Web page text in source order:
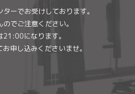
ーでお受けしております。
でご注意ください。
になります。
申し込みくださいませ。